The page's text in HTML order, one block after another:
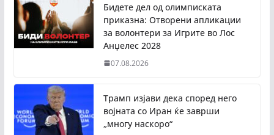
Бидете дел од олимписката
приказна: Отворени апликации
за волонтери за Игрите во Лос
Анџелес 2028
07.08.2026
Трамп изјави дека според него
војната со Иран ќе заврши
„многу наскоро“